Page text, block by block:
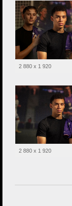
2 880 x 1 920
2 880 x 1 920